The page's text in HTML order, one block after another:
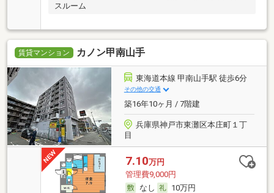
スルーム
賃貸マンション カノン甲南山手
東海道本線 甲南山手駅 徒歩6分
その他の交通
築16年10ヶ月 / 7階建
兵庫県神戸市東灘区本庄町１丁
目
7.10万円
管理費9,000円
なし
10万円